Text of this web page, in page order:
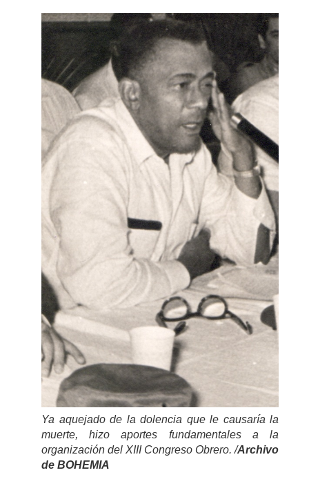
Ya aquejado de la dolencia que le causaría la
muerte, hizo aportes fundamentales a la
organización del XIII Congreso Obrero. /Archivo
de BOHEMIA